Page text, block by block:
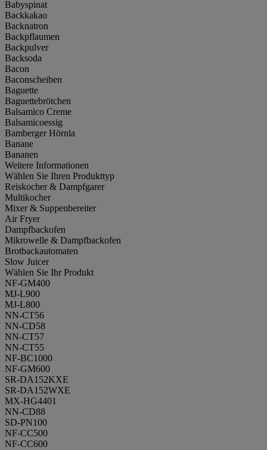
Babyspinat
Backkakao
Backnatron
Backpflaumen
Backpulver
Backsoda
Bacon
Baconscheiben
Baguette
Baguettebrötchen
Balsamico Creme
Balsamicoessig
Bamberger Hörnla
Banane
Bananen
Weitere Informationen
Wählen Sie Ihren Produkttyp
Reiskocher & Dampfgarer
Multikocher
Mixer & Suppenbereiter
Air Fryer
Dampfbackofen
Mikrowelle & Dampfbackofen
Brotbackautomaten
Slow Juicer
Wählen Sie Ihr Produkt
NF-GM400
MJ-L900
MJ-L800
NN-CT56
NN-CD58
NN-CT57
NN-CT55
NF-BC1000
NF-GM600
SR-DA152KXE
SR-DA152WXE
MX-HG4401
NN-CD88
SD-PN100
NF-CC500
NF-CC600